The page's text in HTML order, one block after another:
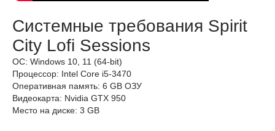
Системные требования Spirit
City Lofi Sessions
ОС: Windows 10, 11 (64-bit)
Процессор: Intel Core i5-3470
Оперативная память: 6 GB ОЗУ
Видеокарта: Nvidia GTX 950
Место на диске: 3 GB